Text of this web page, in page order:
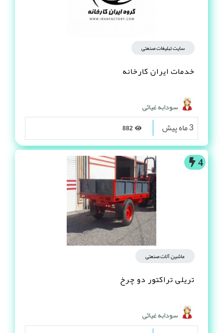
سایت تبلیغات صنعتی
خدمات ایران کارخانه
سودابه غیاثی
3 ماه پیش
4
ماشین آلات صنعتی
تریلی تراکتور دو چرخ
سودابه غیاثی